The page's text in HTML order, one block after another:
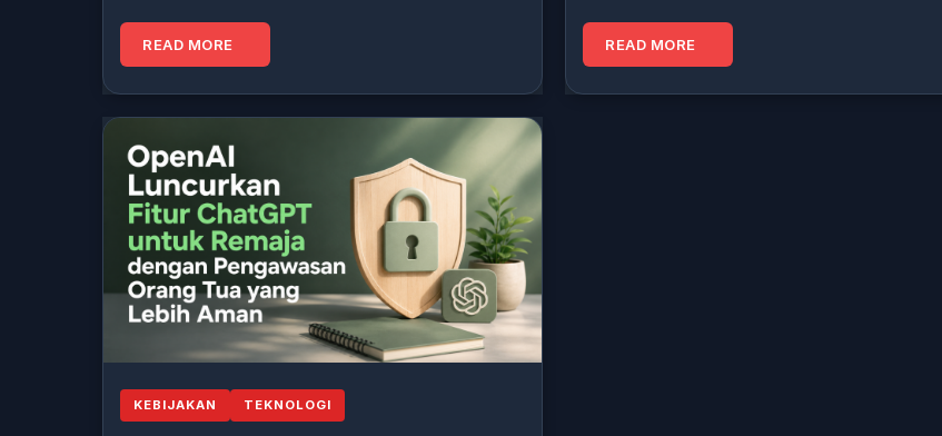
READ MORE READ MORE
KEBIJAKAN TEKNOLOGI